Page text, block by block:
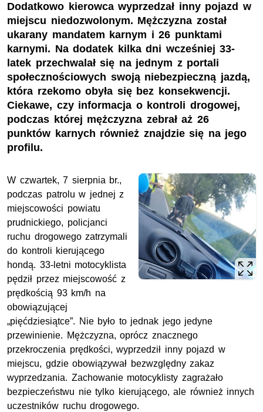
Dodatkowo kierowca wyprzedzał inny pojazd w
miejscu niedozwolonym. Mężczyzna został
ukarany mandatem karnym i 26 punktami
karnymi. Na dodatek kilka dni wcześniej 33-
latek przechwalał się na jednym z portali
społecznościowych swoją niebezpieczną jazdą,
która rzekomo obyła się bez konsekwencji.
Ciekawe, czy informacja o kontroli drogowej,
podczas której mężczyzna zebrał aż 26
punktów karnych również znajdzie się na jego
profilu.
W czwartek, 7 sierpnia br.,
podczas patrolu w jednej z
miejscowości powiatu
prudnickiego, policjanci
ruchu drogowego zatrzymali
do kontroli kierującego
hondą. 33-letni motocyklista
pędził przez miejscowość z
prędkością 93 km/h na
obowiązującej
„pięćdziesiątce”. Nie było to jednak jego jedyne
przewinienie. Mężczyzna, oprócz znacznego
przekroczenia prędkości, wyprzedził inny pojazd w
miejscu, gdzie obowiązywał bezwzględny zakaz
wyprzedzania. Zachowanie motocyklisty zagrażało
bezpieczeństwu nie tylko kierującego, ale również innych
uczestników ruchu drogowego.